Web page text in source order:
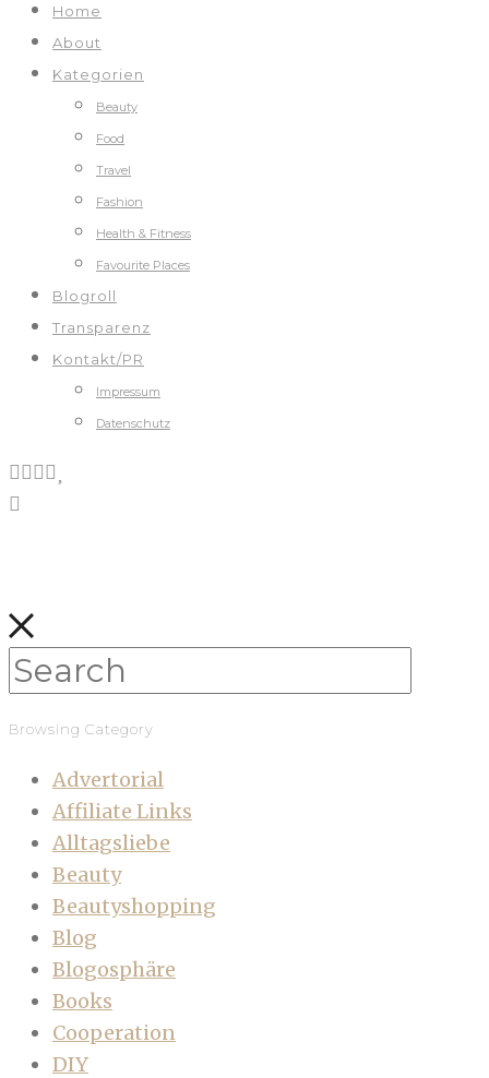
Home
About
Kategorien
Beauty
Food
Travel
Fashion
Health & Fitness
Favourite Places
Blogroll
Transparenz
Kontakt/PR
Impressum
Datenschutz
Browsing Category
Advertorial
Affiliate Links
Alltagsliebe
Beauty
Beautyshopping
Blog
Blogosphäre
Books
Cooperation
DIY